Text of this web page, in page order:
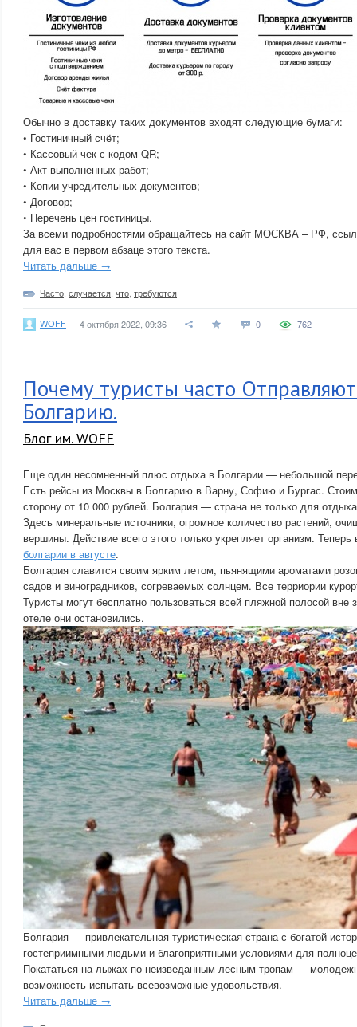
Обычно в доставку таких документов входят следующие бумаги:
• Гостиничный счёт;
• Кассовый чек с кодом QR;
• Акт выполненных работ;
• Копии учредительных документов;
• Договор;
• Перечень цен гостиницы.
За всеми подробностями обращайтесь на сайт МОСКВА – РФ,
для вас в первом абзаце этого текста.
Читать дальше →
Часто случается что требуются
WOFF 4 октября 2022, 09:36 0 762
Почему туристы часто
Болгарию.
Блог им. WOFF
Еще один несомненный плюс отдыха в Болгарии — небольшой
Есть рейсы из Москвы в Болгарию в Варну, Софию и Бургас.
сторону от 10 000 рублей. Болгария — страна не только для
Здесь минеральные источники, огромное количество растений,
вершины. Действие всего этого только укрепляет организм.
болгарии в августе.
Болгария славится своим ярким летом, пьянящими ароматами
садов и виноградников, согреваемых солнцем. Все терриории
Туристы могут бесплатно пользоваться всей пляжной полосой вне
отеле они остановились.
Болгария — привлекательная туристическая страна с богатой
гостеприимными людьми и благоприятными условиями для
Покататься на лыжах по неизведанным лесным тропам —
возможность испытать всевозможные удовольствия.
Читать дальше →